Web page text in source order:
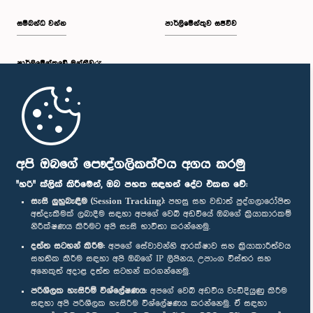
අපි ඔබගේ පෞද්ගලිකත්වය අගය කරමු
"හරි" ක්ලික් කිරීමෙන්, ඔබ පහත සඳහන් දේට එකඟ වේ:
සැසි ලුහුබැඳීම (Session Tracking): පහසු සහ වඩාත් පුද්ගලාරෝපිත
අත්දැකීමක් ලබාදීම සඳහා අපගේ වෙබ් අඩවියේ ඔබගේ ක්‍රියාකාරකම්
නිරීක්ෂණය කිරීමට අපි සැසි භාවිතා කරන්නෙමු.
දත්ත සටහන් කිරීම: අපගේ සේවාවන්හි ආරක්ෂාව සහ ක්‍රියාකාරීත්වය
සහතික කිරීම සඳහා අපි ඔබගේ IP ලිපිනය, උපාංග විස්තර සහ
අනෙකුත් අදාළ දත්ත සටහන් කරගන්නෙමු.
පරිශීලක හැසිරීම් විශ්ලේෂණය: අපගේ වෙබ් අඩවිය වැඩිදියුණු කිරීම
සඳහා අපි පරිශීලක හැසිරීම විශ්ලේෂණය කරන්නෙමු. ඒ සඳහා
සම්බන්ධ වන්න
පාර්ලි‌මේන්තුවේ මන්ත්‍රීවරු
මුල් පිටුව
පාර්ලිමේන්තුව සජීවීව
පාර්ලිමේන්තු ජංගම යෙදුම
අප හා සම්බන්ධ වී සිටින්න :
සම්මාන